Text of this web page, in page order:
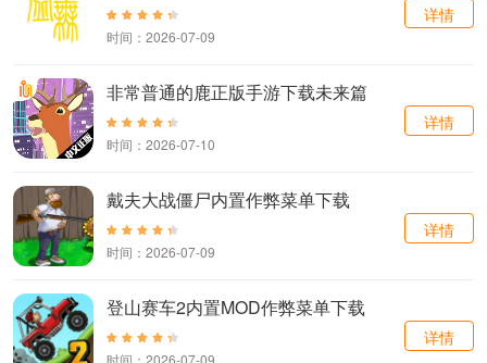
时间：2026-07-09
详情
非常普通的鹿正版手游下载未来篇
时间：2026-07-10
详情
戴夫大战僵尸内置作弊菜单下载
时间：2026-07-09
详情
登山赛车2内置MOD作弊菜单下载
时间：2026-07-09
详情